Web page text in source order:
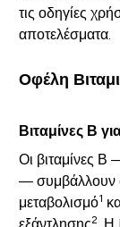
τις οδηγίες
αποτελέσματα.
Οφέλη
Βιταμίνες Β
Οι βιταμίνες
— συμβάλλουν
μεταβολισμό1
εξάντλησης2. Η